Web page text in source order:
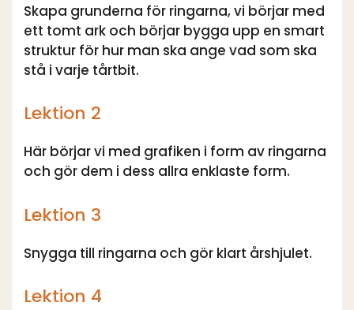
Skapa grunderna för ringarna, vi börjar med
ett tomt ark och börjar bygga upp en smart
struktur för hur man ska ange vad som ska
stå i varje tårtbit.
Lektion 2
Här börjar vi med grafiken i form av ringarna
och gör dem i dess allra enklaste form.
Lektion 3
Snygga till ringarna och gör klart årshjulet.
Lektion 4